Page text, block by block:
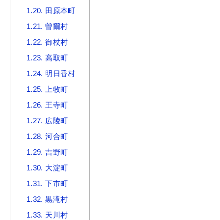
1.20. 田原本町
1.21. 曽爾村
1.22. 御杖村
1.23. 高取町
1.24. 明日香村
1.25.
上牧町
1.26. 王寺町
1.27. 広陵町
1.28. 河合町
1.29. 吉野町
1.30. 大淀町
1.31. 下市町
1.32. 黒滝村
1.33. 天川村